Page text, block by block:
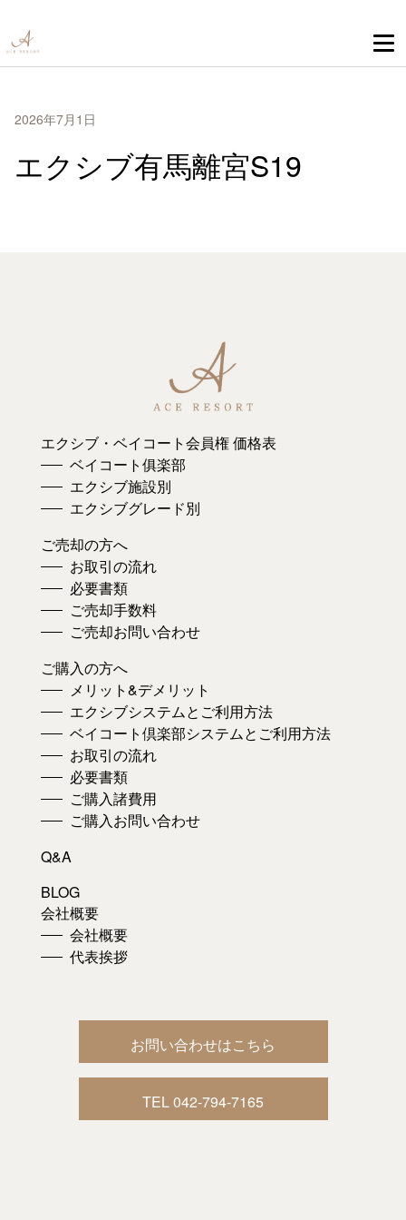
2026年7月1日
エクシブ有馬離宮S19
エクシブ・ベイコート会員権 価格表
ベイコート俱楽部
エクシブ施設別
エクシブグレード別
ご売却の方へ
お取引の流れ
必要書類
ご売却手数料
ご売却お問い合わせ
ご購入の方へ
メリット&デメリット
エクシブシステムとご利用方法
ベイコート倶楽部システムとご利用方法
お取引の流れ
必要書類
ご購入諸費用
ご購入お問い合わせ
Q&A
BLOG
会社概要
会社概要
代表挨拶
お問い合わせはこちら
TEL 042-794-7165